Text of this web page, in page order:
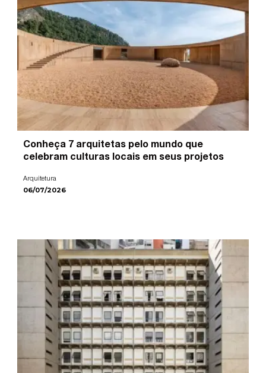
Conheça 7 arquitetas pelo mundo que
celebram culturas locais em seus projetos
Arquitetura
06/07/2026